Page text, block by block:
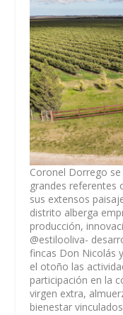
Coronel Dorrego
grandes referentes
sus extensos
distrito alberga
producción,
@estilooliva-
fincas Don Nicolás
el otoño las
participación en la
virgen extra,
bienestar